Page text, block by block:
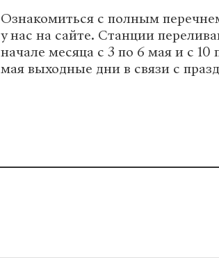
Ознакомиться с полным
у нас на сайте. Станции
начале месяца с 3 по 6 мая и с
мая выходные дни в связи с